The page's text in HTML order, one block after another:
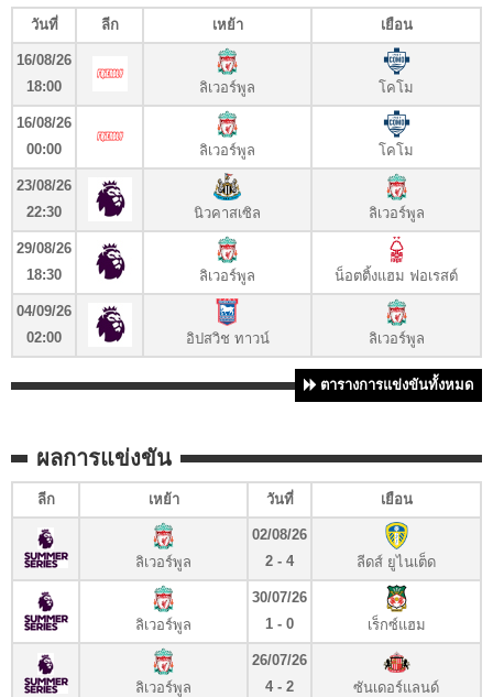
วันที่ ลีก เหย้า เยือน
16/08/26
18:00
ลิเวอร์พูล โคโม
16/08/26
00:00
ลิเวอร์พูล โคโม
23/08/26
22:30
นิวคาสเซิล ลิเวอร์พูล
29/08/26
18:30
ลิเวอร์พูล น็อตติ้งแฮม ฟอเรสต์
04/09/26
02:00
อิปสวิช ทาวน์ ลิเวอร์พูล
ตารางการแข่งขันทั้งหมด
ผลการแข่งขัน
ลีก เหย้า วันที่ เยือน
ลิเวอร์พูล
02/08/26
2 - 4
ลีดส์ ยูไนเต็ด
ลิเวอร์พูล
30/07/26
1 - 0
เร็กซ์แฮม
ลิเวอร์พูล
26/07/26
4 - 2
ซันเดอร์แลนด์